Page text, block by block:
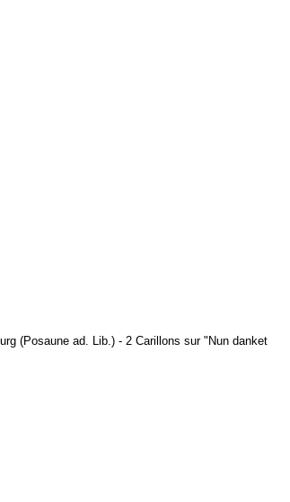
(Posaune ad. Lib.) - 2 Carillons sur "Nun danket